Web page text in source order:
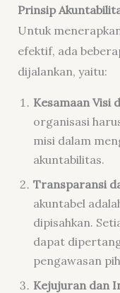
Prinsip
Untuk
efektif, ada
dijalankan, yaitu:
Kesamaan Visi
organisasi
misi dalam
akuntabilitas.
Transparansi
akuntabel
dipisahkan.
dapat
pengawasan
Kejujuran dan